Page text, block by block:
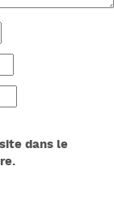
dans le